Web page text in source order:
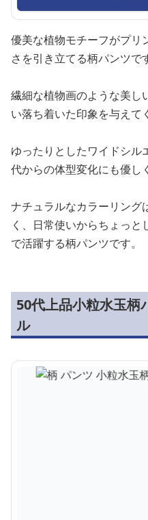
優美な植物モチーフがプリ
さを引き立てる柄パンツで
繊細な植物画のような美し
い落ち着いた印象を与えて
ゆったりとしたワイドシル
代からの体型変化にも優し
ナチュラルなカラーリング
く、日常使いからちょっ
で活躍する柄パンツです。
50代上品小粒水玉柄
ル